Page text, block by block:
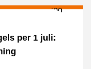
per 1 juli: